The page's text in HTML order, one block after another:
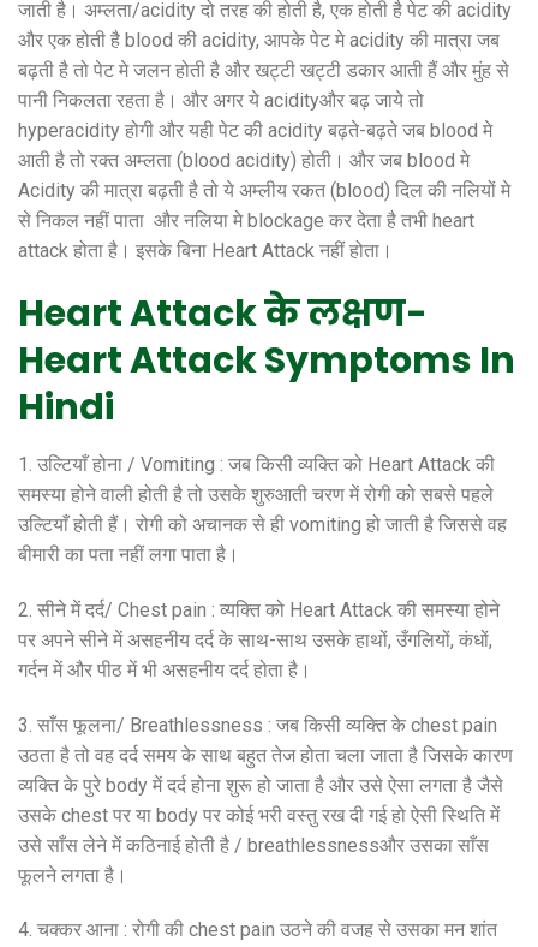
जाती है। अम्लता/acidity दो तरह की होती है, एक होती है पेट की acidity
और एक होती है blood की acidity, आपके पेट मे acidity की मात्रा जब
बढ़ती है तो पेट मे जलन होती है और खट्टी खट्टी डकार आती हैं और मुंह से
पानी निकलता रहता है। और अगर ये acidityऔर बढ़ जाये तो
hyperacidity होगी और यही पेट की acidity बढ़ते-बढ़ते जब blood मे
आती है तो रक्त अम्लता (blood acidity) होती। और जब blood मे
Acidity की मात्रा बढ़ती है तो ये अम्लीय रकत (blood) दिल की नलियों मे
से निकल नहीं पाता और नलिया मे blockage कर देता है तभी heart
attack होता है। इसके बिना Heart Attack नहीं होता।
Heart Attack के लक्षण-
Heart Attack Symptoms In
Hindi
1. उल्टियाँ होना / Vomiting : जब किसी व्यक्ति को Heart Attack की
समस्या होने वाली होती है तो उसके शुरुआती चरण में रोगी को सबसे पहले
उल्टियाँ होती हैं। रोगी को अचानक से ही vomiting हो जाती है जिससे वह
बीमारी का पता नहीं लगा पाता है।
2. सीने में दर्द/ Chest pain : व्यक्ति को Heart Attack की समस्या होने
पर अपने सीने में असहनीय दर्द के साथ-साथ उसके हाथों, उँगलियों, कंधों,
गर्दन में और पीठ में भी असहनीय दर्द होता है।
3. साँस फूलना/ Breathlessness : जब किसी व्यक्ति के chest pain
उठता है तो वह दर्द समय के साथ बहुत तेज होता चला जाता है जिसके कारण
व्यक्ति के पुरे body में दर्द होना शुरू हो जाता है और उसे ऐसा लगता है जैसे
उसके chest पर या body पर कोई भरी वस्तु रख दी गई हो ऐसी स्थिति में
उसे साँस लेने में कठिनाई होती है / breathlessnessऔर उसका साँस
फूलने लगता है।
4. चक्कर आना : रोगी की chest pain उठने की वजह से उसका मन शांत